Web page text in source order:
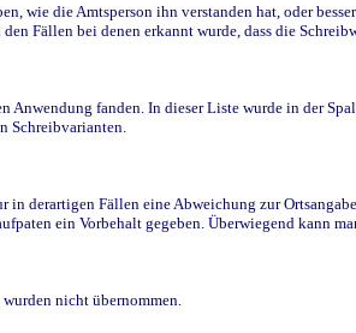
die Amtsperson ihn verstanden hat, oder
Fällen bei denen erkannt wurde, dass die
fanden. In dieser Liste wurde in der
Schreibvarianten.
derartigen Fällen eine Abweichung zur
ein Vorbehalt gegeben. Überwiegend kann
nicht übernommen.